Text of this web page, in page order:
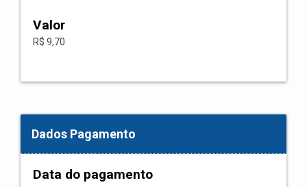
Valor
R$ 9,70
Dados Pagamento
Data do pagamento